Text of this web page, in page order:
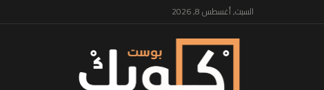
السبت, أغسطس 8, 2026